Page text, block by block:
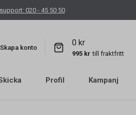
020 - 45 50 50
konto
0 kr
995 kr till fraktfritt
Profil
Kampanj